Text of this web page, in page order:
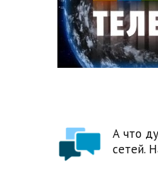
А что
сетей.